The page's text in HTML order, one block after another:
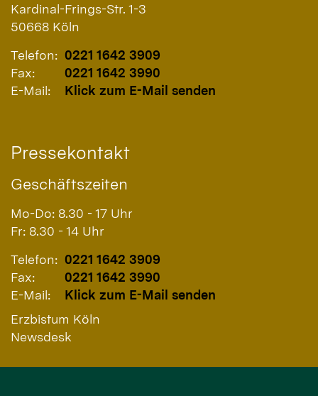
Kardinal-Frings-Str. 1-3
50668 Köln
Telefon: 0221 1642 3909
Fax:
0221 1642 3990
E-Mail:
Klick zum E-Mail senden
Pressekontakt
Geschäftszeiten
Mo-Do: 8.30 - 17 Uhr
Fr: 8.30 - 14 Uhr
Telefon: 0221 1642 3909
Fax:
0221 1642 3990
E-Mail:
Klick zum E-Mail senden
Erzbistum Köln
Newsdesk